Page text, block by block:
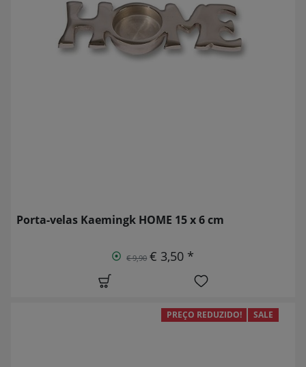
Porta-velas Kaemingk HOME 15 x 6 cm
€ 9,90 € 3,50 *
PREÇO REDUZIDO! SALE